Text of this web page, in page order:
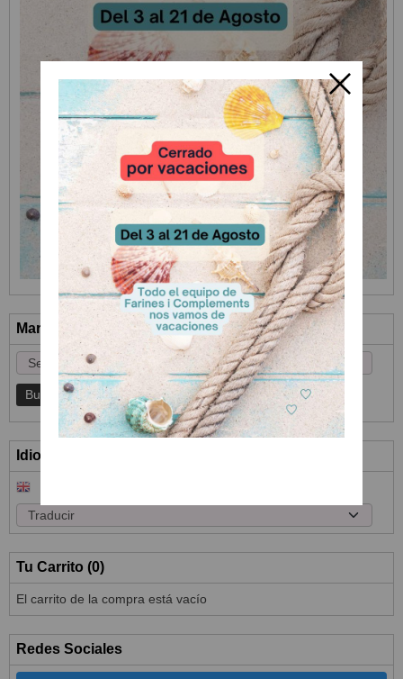
Marcas
Idioma
Tu Carrito (0)
El carrito de la compra está vacío
Redes Sociales